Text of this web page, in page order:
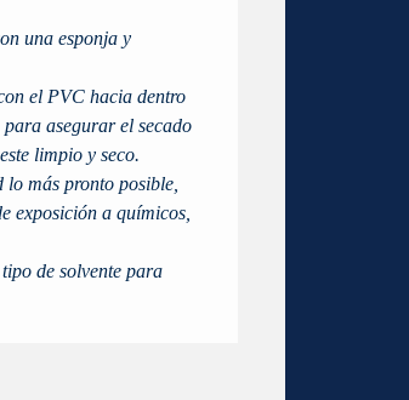
una esponja y
el PVC hacia dentro
asegurar el secado
limpio y seco.
más pronto posible,
exposición a químicos,
de solvente para